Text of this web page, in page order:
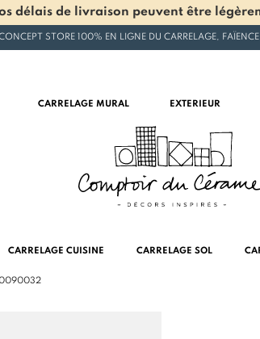
délais de livraison peuvent être
STORE 100% EN LIGNE DU CARRELAGE,
CARRELAGE MURAL EXTERIEUR
CARRELAGE CUISINE CARRELAGE SOL